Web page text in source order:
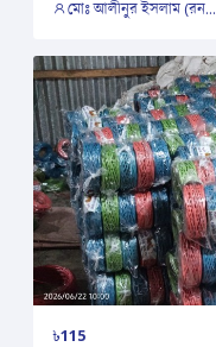
মোঃ আলীনুর ইসলাম (রন...
৳115